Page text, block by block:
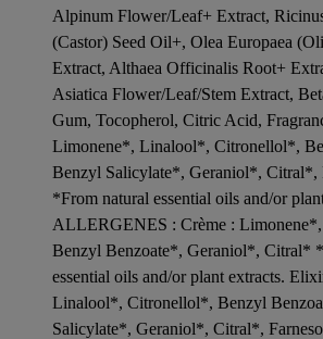
Alpinum Flower/Leaf+ Extract,
(Castor) Seed Oil+, Olea Europaea
Extract, Althaea Officinalis Root+
Asiatica Flower/Leaf/Stem Extract,
Gum, Tocopherol, Citric Acid,
Limonene*, Linalool*, Citronellol*,
Benzyl Salicylate*, Geraniol*, Citral*,
*From natural essential oils and/or
ALLERGENES : Crème :
Benzyl Benzoate*, Geraniol*, Citral*
essential oils and/or plant extracts.
Linalool*, Citronellol*, Benzyl
Salicylate*, Geraniol*, Citral*,